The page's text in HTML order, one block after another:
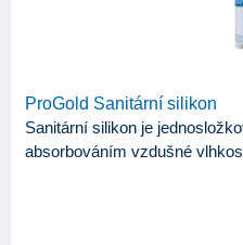
ProGold Sanitární silikon
Sanitární silikon je
absorbováním vzdušné